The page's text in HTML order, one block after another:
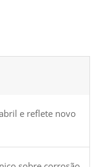
e reflete novo